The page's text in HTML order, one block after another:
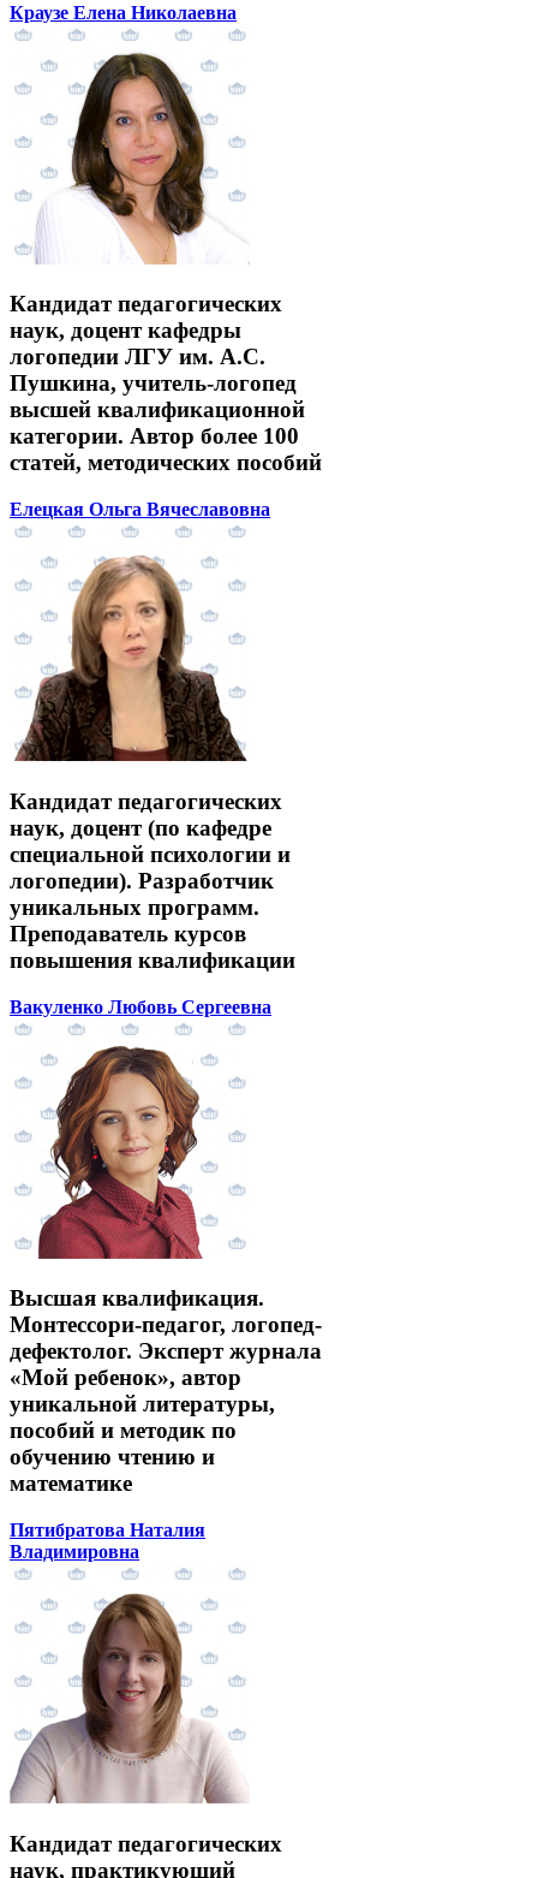
Краузе Елена Николаевна
Кандидат педагогических
наук, доцент кафедры
логопедии ЛГУ им. А.С.
Пушкина, учитель-логопед
высшей квалификационной
категории. Автор более 100
статей, методических пособий
Елецкая Ольга Вячеславовна
Кандидат педагогических
наук, доцент (по кафедре
специальной психологии и
логопедии). Разработчик
уникальных программ.
Преподаватель курсов
повышения квалификации
Вакуленко Любовь Сергеевна
Высшая квалификация.
Монтессори-педагог, логопед-
дефектолог. Эксперт журнала
«Мой ребенок», автор
уникальной литературы,
пособий и методик по
обучению чтению и
математике
Пятибратова Наталия
Владимировна
Кандидат педагогических
наук, практикующий